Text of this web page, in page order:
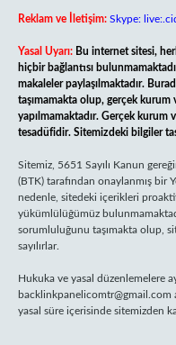
Reklam ve İletişim: Skype:
Yasal Uyarı: Bu internet sitesi,
hiçbir bağlantısı
makaleler paylaşılmaktadır.
taşımamakta olup, gerçek kurum
yapılmamaktadır. Gerçek kurum
tesadüfidir. Sitemizdeki bilgiler
Sitemiz, 5651 Sayılı Kanun
(BTK) tarafından onaylanmış bir
nedenle, sitedeki içerikleri
yükümlülüğümüz
sorumluluğunu taşımakta olup,
sayılırlar.
Hukuka ve yasal düzenlemelere
backlinkpanelicomtr@gmail.com
yasal süre içerisinde sitemizden